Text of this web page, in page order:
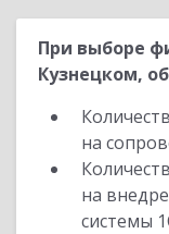
При выборе
Кузнецком,
на
на
системы